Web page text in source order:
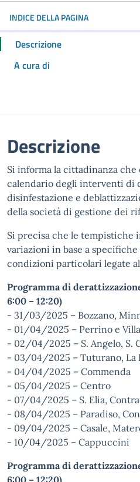
INDICE DELLA PAGINA
Descrizione
A cura di
Descrizione
Si informa la cittadinanza
calendario degli interventi di
disinfestazione e
della società di gestione dei
Si precisa che le tempistiche
variazioni in base a
condizioni particolari legate
Programma di
6:00 – 12:20)
- 31/03/2025 – Bozzano,
- 01/04/2025 – Perrino e
- 02/04/2025 – S. Angelo, S.
- 03/04/2025 – Tuturano, La
- 04/04/2025 – Commenda
- 05/04/2025 – Centro
- 07/04/2025 – S. Elia,
- 08/04/2025 – Paradiso,
- 09/04/2025 – Casale,
- 10/04/2025 – Cappuccini
Programma di
6:00 – 12:20)